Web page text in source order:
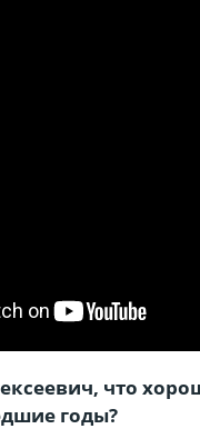
что
годы?